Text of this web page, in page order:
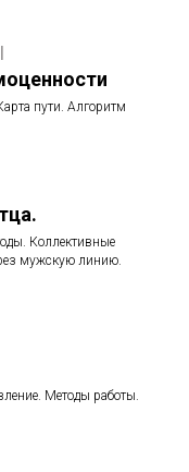
пути. Алгоритм
Коллективные
мужскую линию.
Методы работы.